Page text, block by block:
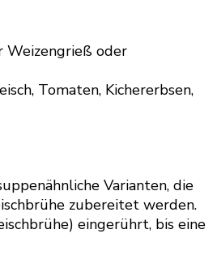
Weizengrieß oder
Tomaten, Kichererbsen,
Varianten, die
zubereitet werden.
eingerührt, bis eine